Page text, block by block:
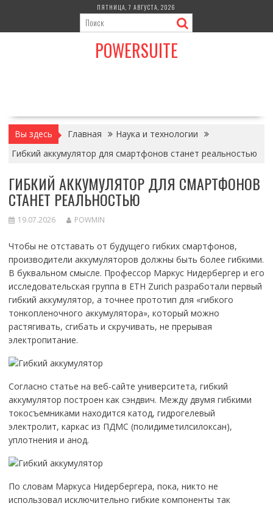
содержимому
ПЯТНИЦА, 7 АВГУСТА, 2026
POWERSUITE
Вы здесь Главная
Наука и технологии
Гибкий аккумулятор для смартфонов станет реальностью
ГИБКИЙ АККУМУЛЯТОР ДЛЯ СМАРТФОНОВ
СТАНЕТ РЕАЛЬНОСТЬЮ
19.07.2026 POWMIN
Чтобы не отставать от будущего гибких смартфонов,
производители аккумуляторов должны быть более гибкими.
В буквальном смысле. Профессор Маркус Нидербергер и его
исследовательская группа в ETH Zurich разработали первый
гибкий аккумулятор, а точнее прототип для «гибкого
тонкопленочного аккумулятора», который можно
растягивать, сгибать и скручивать, не прерывая
электропитание.
Согласно статье на веб-сайте университета, гибкий
аккумулятор построен как сэндвич. Между двумя гибкими
токосъемниками находится катод, гидрогелевый
электролит, каркас из ПДМС (полидиметилсилоксан),
уплотнения и анод.
По словам Маркуса Нидербергера, пока, никто не
использовал исключительно гибкие компоненты так